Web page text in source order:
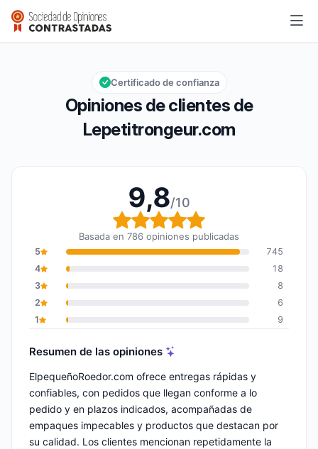
Lepetitrongeur.com
Calificación global: 9,8 de 10
9,8/10
Opiniones de clientes de
Lepetitrongeur.com
Certificado de confianza
9,8/10
Calificación global: 9,8
Basada en 786 opiniones publicadas
5
745
4
18
3
8
2
6
1
9
Resumen de las opiniones
ElpequeñoRoedor.com ofrece entregas rápidas y
confiables, con pedidos que llegan conforme a lo
pedido y en plazos indicados, acompañadas de
empaques impecables y productos que destacan por
su calidad. Los clientes mencionan repetidamente la